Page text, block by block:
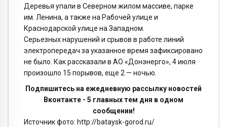
Деревья упали в Северном жилом массиве, парке
им. Ленина, а также на Рабочей улице и
Краснодарской улице на Западном.
Серьезных нарушений и срывов в работе линий
электропередач за указанное время зафиксировано
не было. Как рассказали в АО «Донэнерго», 4 июля
произошло 15 порывов, еще 2 — ночью.
Подпишитесь на ежедневную рассылку новостей
Вконтакте - 5 главных тем дня в одном
сообщении!
Источник фото: http://bataysk-gorod.ru/